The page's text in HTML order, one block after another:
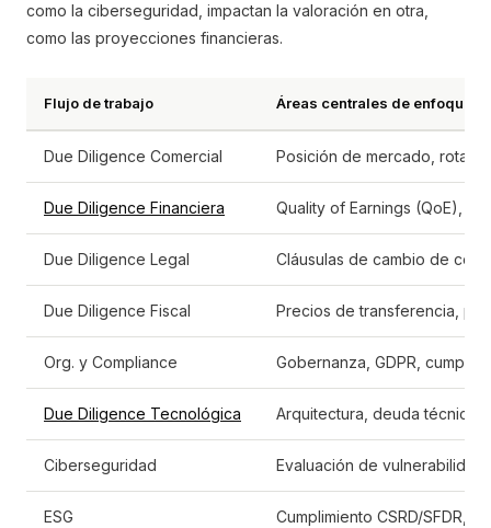
como la ciberseguridad, impactan la valoración en otra,
como las proyecciones financieras.
Flujo de trabajo Áreas centrales de enfoque
Due Diligence Comercial Posición de mercado,
Due Diligence Financiera Quality of Earnings (QoE),
Due Diligence Legal Cláusulas de cambio de
Due Diligence Fiscal Precios de transferencia,
Org. y Compliance Gobernanza, GDPR,
Due Diligence Tecnológica Arquitectura, deuda técnica,
Ciberseguridad Evaluación de
ESG Cumplimiento CSRD/SFDR,